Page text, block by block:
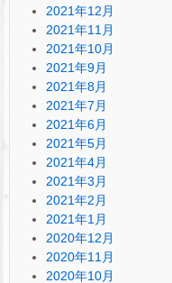
2021年12月
2021年11月
2021年10月
2021年9月
2021年8月
2021年7月
2021年6月
2021年5月
2021年4月
2021年3月
2021年2月
2021年1月
2020年12月
2020年11月
2020年10月